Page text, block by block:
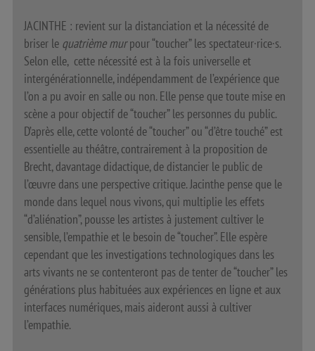
JACINTHE : revient sur la distanciation et la nécessité de
briser le quatrième murpour “toucher” les spectateur·rice·s.
Selon elle, cette nécessité est à la fois universelle et
intergénérationnelle, indépendamment de l’expérience que
l’on a pu avoir en salle ou non. Elle pense que toute mise en
scène a pour objectif de “toucher” les personnes du public.
D’après elle, cette volonté de “toucher” ou “d’être touché” est
essentielle au théâtre, contrairement à la proposition de
Brecht, davantage didactique, de distancier le public de
l’œuvre dans une perspective critique. Jacinthe pense que le
monde dans lequel nous vivons, qui multiplie les effets
“d’aliénation”, pousse les artistes à justement cultiver le
sensible, l’empathie et le besoin de “toucher”. Elle espère
cependant que les investigations technologiques dans les
arts vivants ne se contenteront pas de tenter de “toucher” les
générations plus habituées aux expériences en ligne et aux
interfaces numériques, mais aideront aussi à cultiver
l’empathie.